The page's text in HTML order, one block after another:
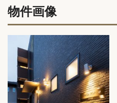
物件画像